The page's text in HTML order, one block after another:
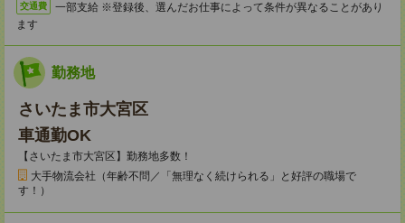
交通費
一部支給 ※登録後、選んだお仕事によって条件が異なることがあり
ます
勤務地
さいたま市大宮区
車通勤OK
【さいたま市大宮区】勤務地多数！
大手物流会社（年齢不問／「無理なく続けられる」と好評の職場で
す！）